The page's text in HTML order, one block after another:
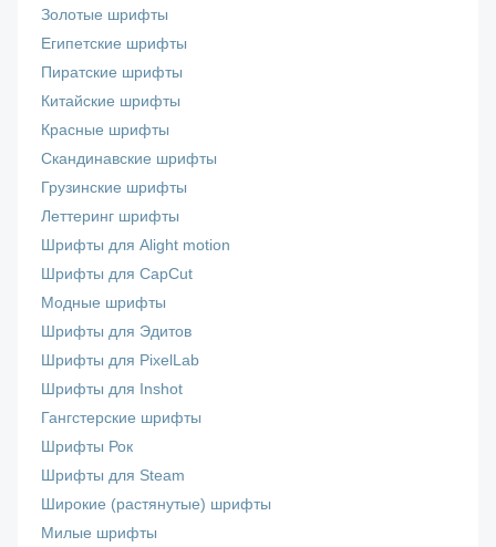
Золотые шрифты
Египетские шрифты
Пиратские шрифты
Китайские шрифты
Красные шрифты
Скандинавские шрифты
Грузинские шрифты
Леттеринг шрифты
Шрифты для Alight motion
Шрифты для CapCut
Модные шрифты
Шрифты для Эдитов
Шрифты для PixelLab
Шрифты для Inshot
Гангстерские шрифты
Шрифты Рок
Шрифты для Steam
Широкие (растянутые) шрифты
Милые шрифты